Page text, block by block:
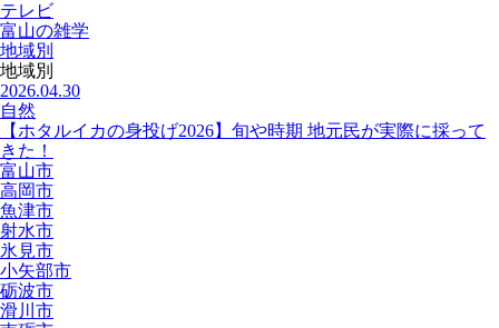
テレビ
富山の雑学
地域別
地域別
2026.04.30
自然
【ホタルイカの身投げ2026】旬や時期 地元民が実際に採って
きた！
富山市
高岡市
魚津市
射水市
氷見市
小矢部市
砺波市
滑川市